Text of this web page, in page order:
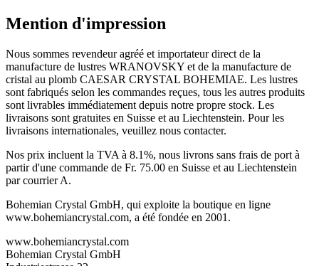
Mention d'impression
Nous sommes revendeur agréé et importateur direct de la
manufacture de lustres WRANOVSKY et de la manufacture de
cristal au plomb CAESAR CRYSTAL BOHEMIAE. Les lustres
sont fabriqués selon les commandes reçues, tous les autres produits
sont livrables immédiatement depuis notre propre stock. Les
livraisons sont gratuites en Suisse et au Liechtenstein. Pour les
livraisons internationales, veuillez nous contacter.
Nos prix incluent la TVA à 8.1%, nous livrons sans frais de port à
partir d'une commande de Fr. 75.00 en Suisse et au Liechtenstein
par courrier A.
Bohemian Crystal GmbH, qui exploite la boutique en ligne
www.bohemiancrystal.com, a été fondée en 2001.
www.bohemiancrystal.com
Bohemian Crystal GmbH